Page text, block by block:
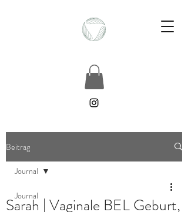
Beitrag
Journal
Journal
Sarah | Vaginale BEL Geburt,